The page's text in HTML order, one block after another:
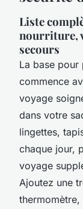
Liste
nourriture,
secours
La base
commence
voyage
dans votre
lingettes,
chaque jour,
voyage
Ajoutez une